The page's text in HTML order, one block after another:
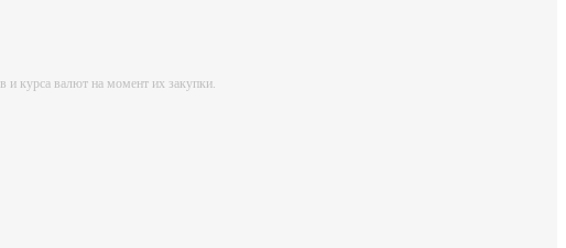
и курса валют на момент их закупки.